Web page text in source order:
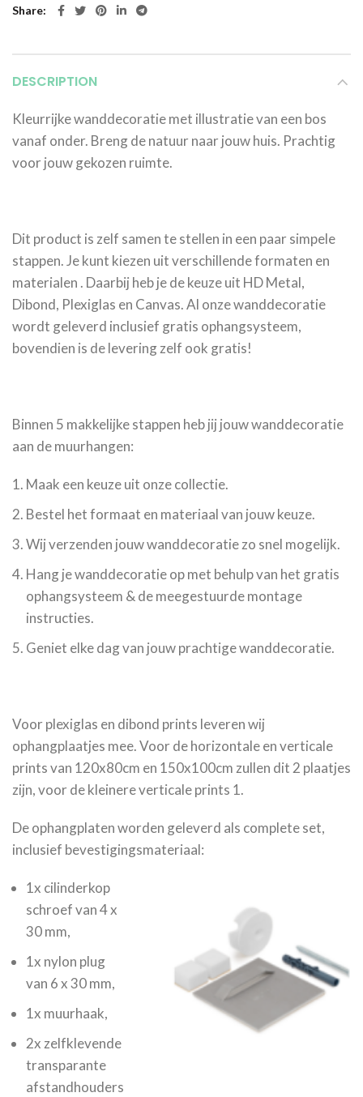
Share
DESCRIPTION
Kleurrijke wanddecoratie met illustratie van een bos
vanaf onder. Breng de natuur naar jouw huis. Prachtig
voor jouw gekozen ruimte.
Dit product is zelf samen te stellen in een paar simpele
stappen. Je kunt kiezen uit verschillende formaten en
materialen . Daarbij heb je de keuze uit HD Metal,
Dibond, Plexiglas en Canvas. Al onze wanddecoratie
wordt geleverd inclusief gratis ophangsysteem,
bovendien is de levering zelf ook gratis!
Binnen 5 makkelijke stappen heb jij jouw wanddecoratie
aan de muurhangen:
Maak een keuze uit onze collectie.
Bestel het formaat en materiaal van jouw keuze.
Wij verzenden jouw wanddecoratie zo snel mogelijk.
Hang je wanddecoratie op met behulp van het gratis
ophangsysteem & de meegestuurde montage
instructies.
Geniet elke dag van jouw prachtige wanddecoratie.
Voor plexiglas en dibond prints leveren wij
ophangplaatjes mee. Voor de horizontale en verticale
prints van 120x80cm en 150x100cm zullen dit 2 plaatjes
zijn, voor de kleinere verticale prints 1.
De ophangplaten worden geleverd als complete set,
inclusief bevestigingsmateriaal:
1x cilinderkop
schroef van 4 x
30 mm,
1x nylon plug
van 6 x 30 mm,
1x muurhaak,
2x zelfklevende
transparante
afstandhouders